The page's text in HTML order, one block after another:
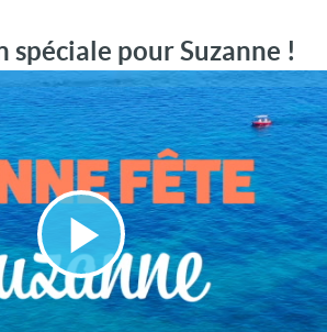
spéciale pour Suzanne !
Lire